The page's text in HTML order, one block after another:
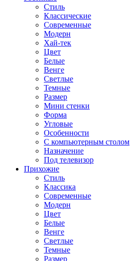
Стиль
Классические
Современные
Модерн
Хай-тек
Цвет
Белые
Венге
Светлые
Темные
Размер
Мини стенки
Форма
Угловые
Особенности
С компьютерным столом
Назначение
Под телевизор
Прихожие
Стиль
Классика
Современные
Модерн
Цвет
Белые
Венге
Светлые
Темные
Размер